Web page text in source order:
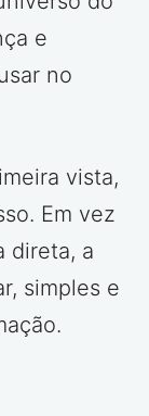
e
no
vista,
Em vez
direta, a
simples e